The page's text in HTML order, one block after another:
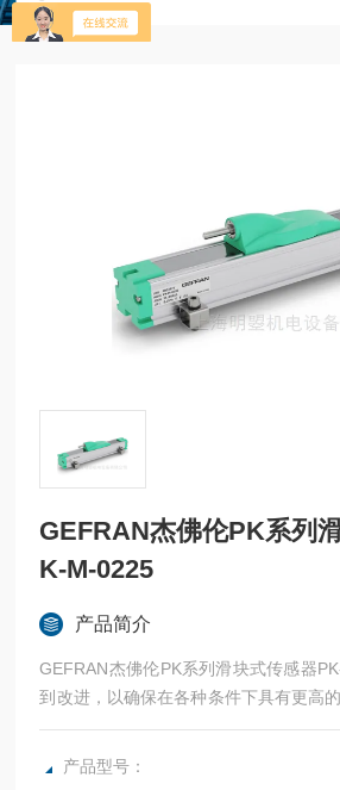
GEFRAN杰佛伦PK系列
K-M-0225
产品简介
GEFRAN杰佛伦PK系列滑块式传感器
到改进，以确保在各种条件下具有更高
用带间隙补偿的关节，M5 螺纹。
产品型号：